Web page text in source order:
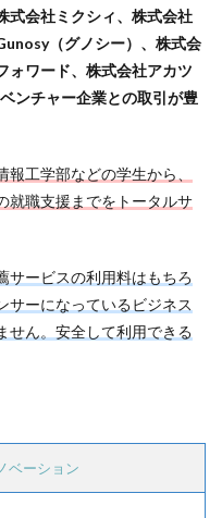
式会社ミクシィ、株式会社
（グノシー）、株式会
ォワード、株式会社アカツ
ンチャー企業との取引が豊
工学部などの学生から、
就職支援までをトータルサ
サービスの利用料はもちろ
サーになっているビジネス
せん。安全して利用できる
ベーション